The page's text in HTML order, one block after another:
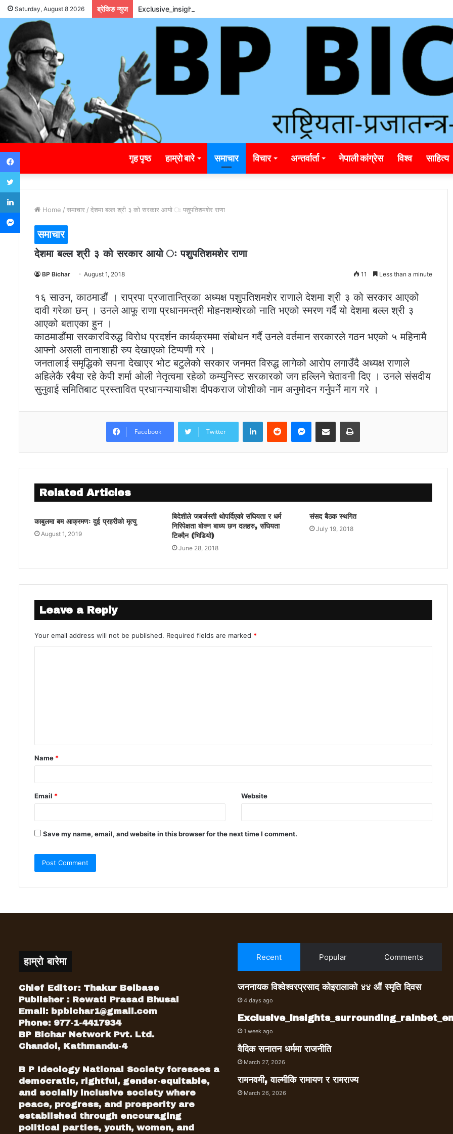
Saturday, August 8 2026 ब्रेकिङ न्युज Exclusive_insights_surrounding_rainbet_empower_informed_crypto_wagering_decision
गृह पृष्ठ हाम्रो बारे समाचार विचार अन्तर्वार्ता नेपाली कांग्रेस विश्व साहित्य
Home / समाचार / देशमा बल्ल श्री ३ को सरकार आयो ः पशुपतिशमशेर राणा
समाचार
देशमा बल्ल श्री ३ को सरकार आयो ः पशुपतिशमशेर राणा
BP Bichar August 1, 2018 11 Less than a minute
१६ साउन, काठमाडौं । राप्रपा प्रजातान्त्रिका अध्यक्ष पशुपतिशमशेर राणाले देशमा श्री ३ को सरकार आएको
दावी गरेका छन् । उनले आफू राणा प्रधानमन्त्री मोहनशम्शेरको नाति भएको स्मरण गर्दै यो देशमा बल्ल श्री ३
आएको बताएका हुन ।
काठमाडौंमा सरकारविरुद्ध विरोध प्रदर्शन कार्यक्रममा संबोधन गर्दै उनले वर्तमान सरकारले गठन भएको ५ महिनामै
आफ्नो असली तानाशाही रुप देखाएको टिप्पणी गरे ।
जनतालाई समृद्धिको सपना देखाएर भोट बटुलेको सरकार जनमत विरुद्ध लागेको आरोप लगाउँदै अध्यक्ष राणाले
अहिलेकै रबैया रहे केपी शर्मा ओली नेतृत्वमा रहेको कम्युनिस्ट सरकारको जग हल्लिने चेतावनी दिए । उनले स‌ंसदीय
सुनुवाई समितिबाट प्रस्तावित प्रधानन्यायाधीश दीपकराज जोशीको नाम अनुमोदन गर्नुपर्ने माग गरे ।
Facebook Twitter
LinkedInReddit Messenger
Share via Email Print
Related Articles
काबुलमा बम आक्रमणः दुई प्रहरीको मृत्यु
August 1, 2019
बिदेशीले जबर्जस्ती थोपर्दिएको संघियता र धर्म
निरिपेक्षता बोक्न बाध्य छन दलहरु, संघियता
टिक्दैन (भिडियो)
June 28, 2018
संसद बैठक स्थगित
July 19, 2018
Leave a Reply
Your email address will not be published. Required fields are marked *
Name *
Email * Website
Save my name, email, and website in this browser for the next time I comment.
हाम्रो बारेमा
Chief Editor: Thakur Belbase
Publisher : Rewati Prasad Bhusal
Email: bpbichar1@gmail.com
Phone: 977-1-4417934
BP Bichar Network Pvt. Ltd.
Chandol, Kathmandu-4
B P Ideology National Society foresees a
democratic, rightful, gender-equitable,
and socially inclusive society where
peace, progress, and prosperity are
established through encouraging
political parties, youth, women, and
Recent Popular Comments
जननायक विश्वेश्वरप्रसाद कोइरालाको ४४ औं स्मृति दिवस
4 days ago
1 week ago
वैदिक सनातन धर्ममा राजनीति
March 27, 2026
रामनवमी, वाल्मीकि रामायण र रामराज्य
March 26, 2026
Facebook
Twitter
LinkedIn
Messenger